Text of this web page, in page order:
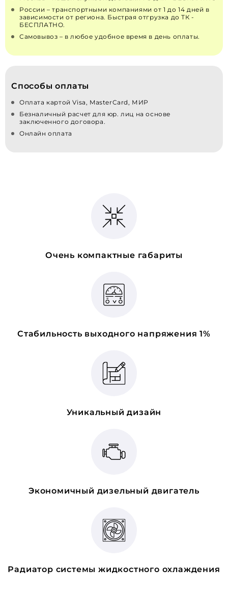
России – транспортными компаниями от 1 до 14 дней в
зависимости от региона. Быстрая отгрузка до ТК -
БЕСПЛАТНО.
Самовывоз – в любое удобное время в день оплаты.
Способы оплаты
Оплата картой Visa, MasterCard, МИР
Безналичный расчет для юр. лиц на основе
заключенного договора.
Онлайн оплата
Очень компактные габариты
Стабильность выходного напряжения 1%
Уникальный дизайн
Экономичный дизельный двигатель
Радиатор системы жидкостного охлаждения